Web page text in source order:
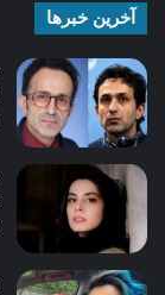
آخرین خبرها